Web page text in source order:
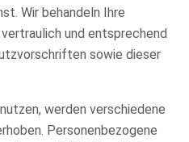
Wir behandeln Ihre
und entsprechend
sowie dieser
werden verschiedene
Personenbezogene